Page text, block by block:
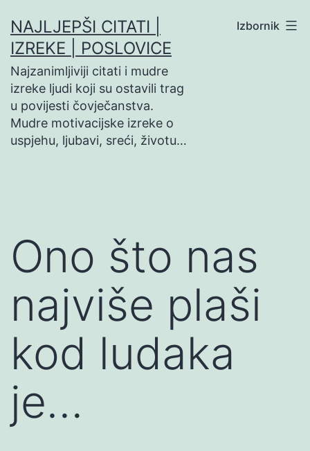
na
sadržaj
NAJLJEPŠI CITATI |
IZREKE | POSLOVICE
Najzanimljiviji citati i mudre
izreke ljudi koji su ostavili trag
u povijesti čovječanstva.
Mudre motivacijske izreke o
uspjehu, ljubavi, sreći, životu…
Izbornik
Ono što nas
najviše plaši
kod ludaka
je…